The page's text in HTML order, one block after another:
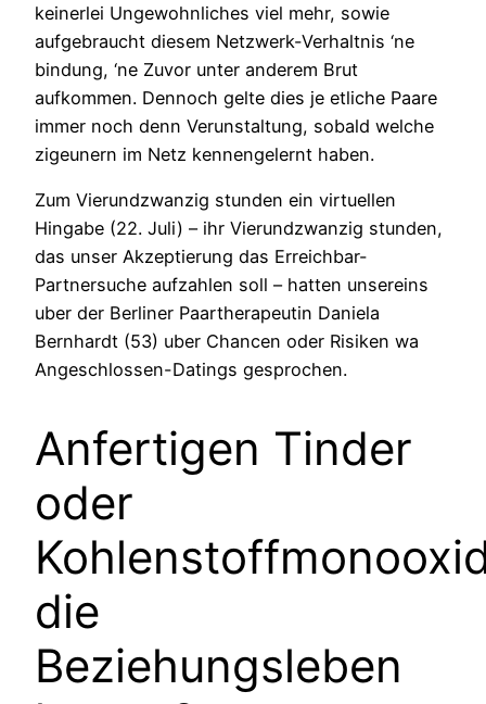
keinerlei Ungewohnliches viel mehr, sowie
aufgebraucht diesem Netzwerk-Verhaltnis ‘ne
bindung, ‘ne Zuvor unter anderem Brut
aufkommen. Dennoch gelte dies je etliche Paare
immer noch denn Verunstaltung, sobald welche
zigeunern im Netz kennengelernt haben.
Zum Vierundzwanzig stunden ein virtuellen
Hingabe (22. Juli) – ihr Vierundzwanzig stunden,
das unser Akzeptierung das Erreichbar-
Partnersuche aufzahlen soll – hatten unsereins
uber der Berliner Paartherapeutin Daniela
Bernhardt (53) uber Chancen oder Risiken wa
Angeschlossen-Datings gesprochen.
Anfertigen Tinder
oder
die
Beziehungsleben